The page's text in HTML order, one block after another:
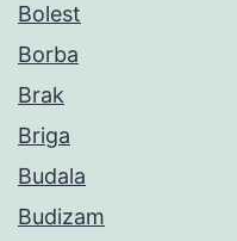
Bolest
Borba
Brak
Briga
Budala
Budizam